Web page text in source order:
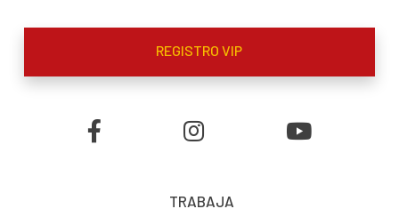
REGISTRO VIP
TRABAJA